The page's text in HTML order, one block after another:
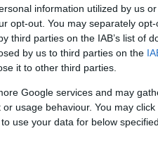
information utilized by us
opt-out. You may separately
third parties on the IAB’s list of
by us to third parties on the
it to other third parties.
Google services and may
usage behaviour. You may
use your data for below
3, 2026
οι